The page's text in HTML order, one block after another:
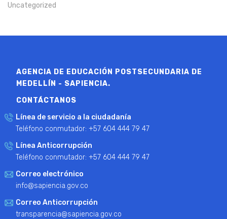
Uncategorized
AGENCIA DE EDUCACIÓN POSTSECUNDARIA DE
MEDELLÍN - SAPIENCIA.
CONTÁCTANOS
Línea de servicio a la ciudadanía
Teléfono conmutador: +57 604 444 79 47
Línea Anticorrupción
Teléfono conmutador: +57 604 444 79 47
Correo electrónico
info@sapiencia.gov.co
Correo Anticorrupción
transparencia@sapiencia.gov.co